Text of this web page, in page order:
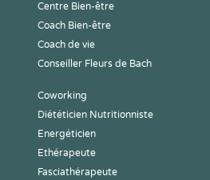
Centre Bien-être
Coach Bien-être
Coach de vie
Conseiller Fleurs de Bach
Coworking
Diététicien Nutritionniste
Energéticien
Ethérapeute
Fasciathérapeute